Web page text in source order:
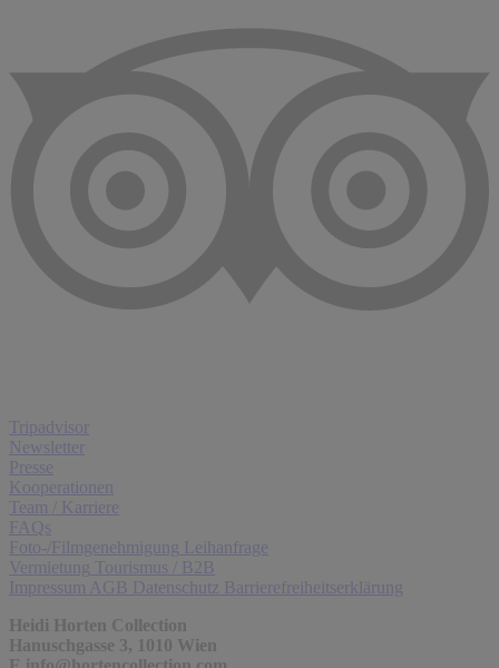
Tripadvisor
Newsletter
Presse
Kooperationen
Team / Karriere
FAQs
Foto-/Filmgenehmigung Leihanfrage
Vermietung Tourismus / B2B
Impressum AGB Datenschutz Barrierefreiheitserklärung
Heidi Horten Collection
Hanuschgasse 3, 1010 Wien